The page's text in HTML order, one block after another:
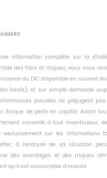
information complète sur la
des frais et risques, nous vous
du DIC disponible en suivant
fonds), et sur simple demande
passées ne préjugent
Risque de perte en capital. Avant
conseillé à tout investisseur,
exclusivement sur les informations
à l’analyse de sa situation
des avantages et des risques
qu’il est raisonnable d’investir.